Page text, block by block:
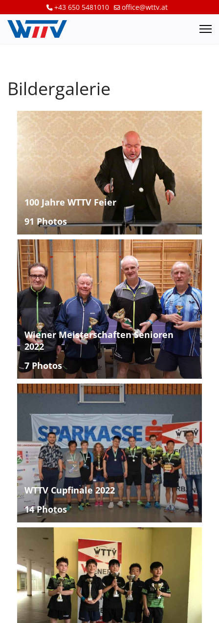
+43 650 5481010 office@wttv.at
Bildergalerie
100 Jahre WTTV Feier
91 Photos
Wiener Meisterschaften Senioren
2022
7 Photos
WTTV Cupfinale 2022
14 Photos